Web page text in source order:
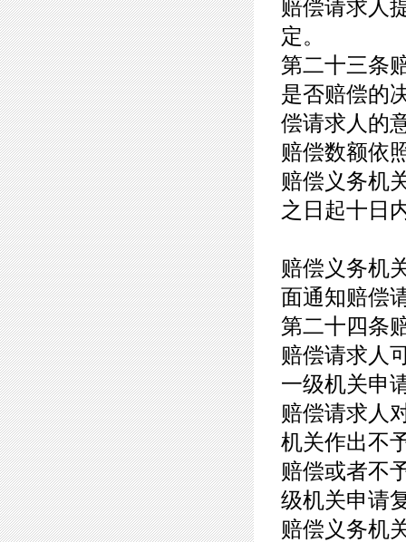
赔偿请求人
定。
第二十三条
是否赔偿的
偿请求人的
赔偿数额依
赔偿义务机
之日起十日
赔偿义务机
面通知赔偿
第二十四条
赔偿请求人
一级机关申
赔偿请求人
机关作出不
赔偿或者不
级机关申请
赔偿义务机